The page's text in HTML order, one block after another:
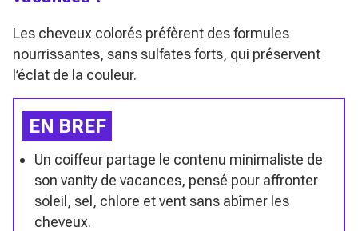
Les cheveux colorés préfèrent des formules
nourrissantes, sans sulfates forts, qui préservent
l’éclat de la couleur.
EN BREF
Un coiffeur partage le contenu minimaliste de
son vanity de vacances, pensé pour affronter
soleil, sel, chlore et vent sans abîmer les
cheveux.